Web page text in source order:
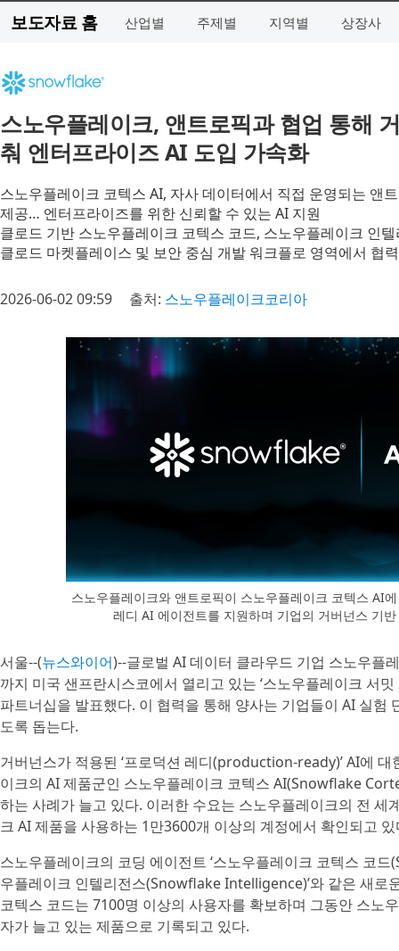
보도자료 홈 산업별 주제별 지역별 상장사
스노우플레이크, 앤트로픽과 협업 통해
춰 엔터프라이즈 AI 도입 가속화
스노우플레이크 코텍스 AI, 자사 데이터에서 직접 운영되는 앤
제공… 엔터프라이즈를 위한 신뢰할 수 있는 AI 지원
클로드 기반 스노우플레이크 코텍스 코드, 스노우플레이크 인
클로드 마켓플레이스 및 보안 중심 개발 워크플로 영역에서 협
2026-06-02 09:59 출처: 스노우플레이크코리아
스노우플레이크와 앤트로픽이 스노우플레이크 코텍스 AI
레디 AI 에이전트를 지원하며 기업의 거버넌스 기
서울--(뉴스와이어)--글로벌 AI 데이터 클라우드 기업 스노우플
까지 미국 샌프란시스코에서 열리고 있는 ‘스노우플레이크 서
파트너십을 발표했다. 이 협력을 통해 양사는 기업들이 AI 실험
도록 돕는다.
거버넌스가 적용된 ‘프로덕션 레디(production-ready)’ AI에
이크의 AI 제품군인 스노우플레이크 코텍스 AI(Snowflake
하는 사례가 늘고 있다. 이러한 수요는 스노우플레이크의 전
크 AI 제품을 사용하는 1만3600개 이상의 계정에서 확인되고 있
스노우플레이크의 코딩 에이전트 ‘스노우플레이크 코텍스 코
우플레이크 인텔리전스(Snowflake Intelligence)’와 같은 새로
코텍스 코드는 7100명 이상의 사용자를 확보하며 그동안 스노
자가 늘고 있는 제품으로 기록되고 있다.